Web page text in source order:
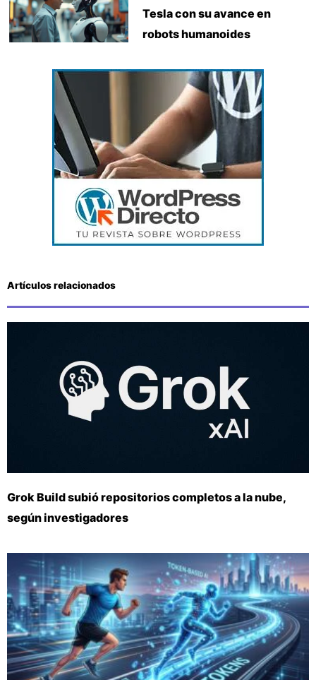
Tesla con su avance en
robots humanoides
Artículos relacionados
Grok Build subió repositorios completos a la nube,
según investigadores